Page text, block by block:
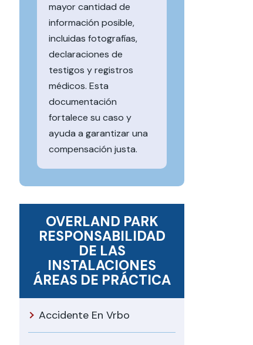
mayor cantidad de
información posible,
incluidas fotografías,
declaraciones de
testigos y registros
médicos. Esta
documentación
fortalece su caso y
ayuda a garantizar una
compensación justa.
OVERLAND PARK
RESPONSABILIDAD
DE LAS
INSTALACIONES
ÁREAS DE PRÁCTICA
Accidente En Vrbo